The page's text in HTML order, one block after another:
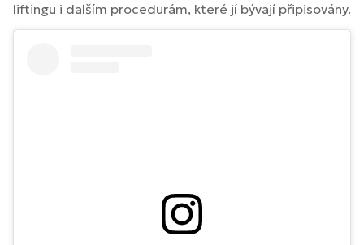
liftingu i dalším procedurám, které jí bývají připisovány.